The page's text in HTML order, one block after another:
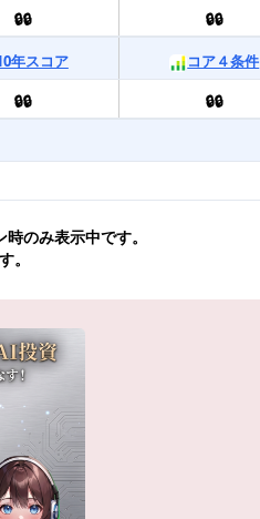
🔒🔒 🔒🔒
年スコア
コア４条件
🔒🔒 🔒🔒
のみ表示中です。
。